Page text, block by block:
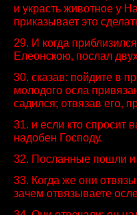
и украсть животное у
приказывает это
29. И когда
Елеонскою, послал
30. сказав: пойдите в
молодого осла
садился; отвязав его,
31. и если кто спросит
надобен Господу.
32. Посланные пошли и
33. Когда же они
зачем отвязываете